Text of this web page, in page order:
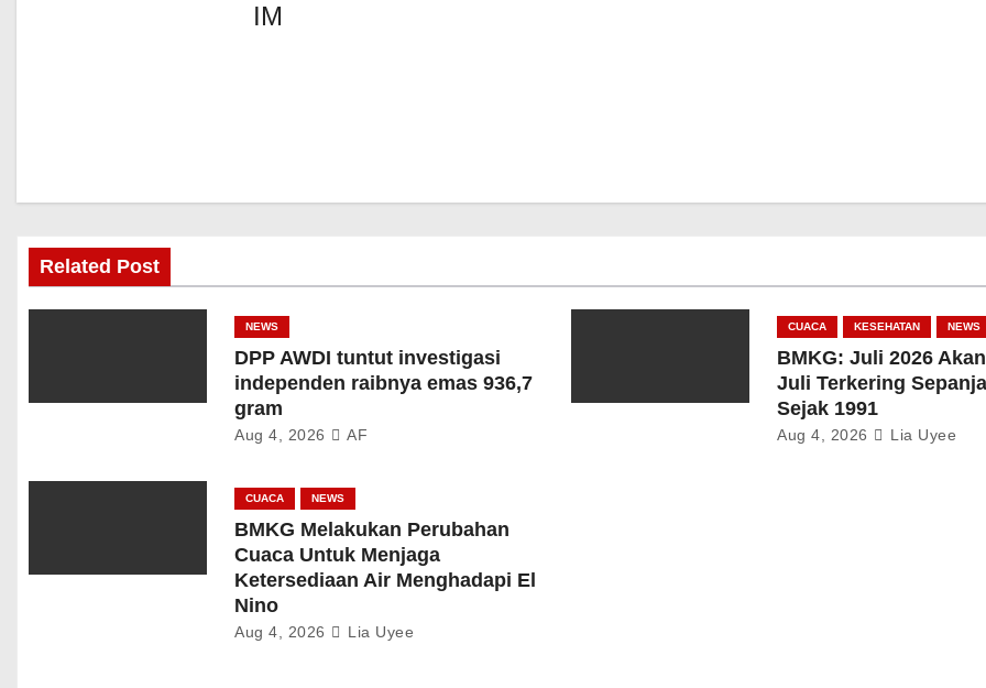
IM
Related Post
NEWS
DPP AWDI tuntut investigasi
independen raibnya emas 936,7
gram
Aug 4, 2026 AF
CUACA KESEHATAN NEWS
BMKG: Juli 2026
Juli Terkering
Sejak 1991
Aug 4, 2026 Lia Uyee
CUACA NEWS
BMKG Melakukan Perubahan
Cuaca Untuk Menjaga
Ketersediaan Air Menghadapi El
Nino
Aug 4, 2026 Lia Uyee